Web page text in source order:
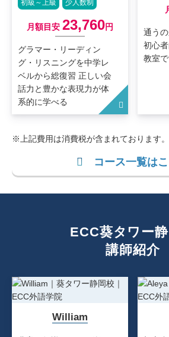
初級～上級 少人数制
月額目安 23,760円
グラマー・リーディン
グ・リスニングを中学レ
ベルから総復習 正しい会
話力と豊かな表現力が体
系的に学べる
通う
初心
教室で
※上記費用は消費税が含まれております。
コース一覧は
ECC葵タワー
講師紹介
William